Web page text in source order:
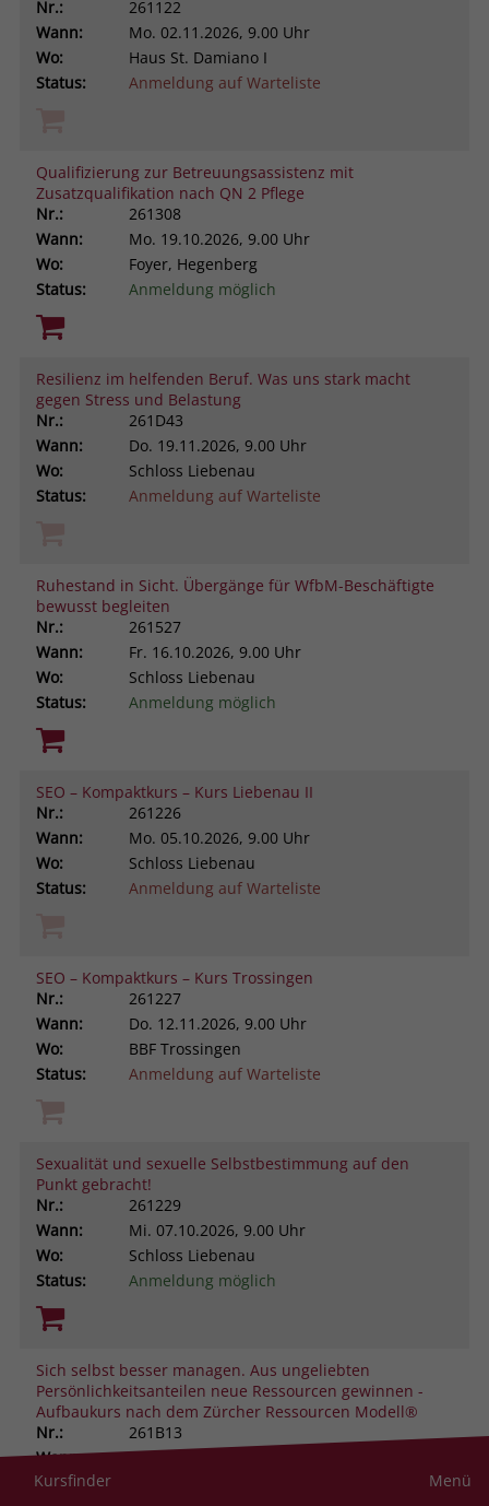
Nr.:
261122
Wann:
Mo. 02.11.2026, 9.00 Uhr
Wo:
Haus St. Damiano I
Status:
Anmeldung auf Warteliste
Qualifizierung zur Betreuungsassistenz mit
Zusatzqualifikation nach QN 2 Pflege
Nr.:
261308
Wann:
Mo. 19.10.2026, 9.00 Uhr
Wo:
Foyer, Hegenberg
Status:
Anmeldung möglich
Resilienz im helfenden Beruf. Was uns stark macht
gegen Stress und Belastung
Nr.:
261D43
Wann:
Do. 19.11.2026, 9.00 Uhr
Wo:
Schloss Liebenau
Status:
Anmeldung auf Warteliste
Ruhestand in Sicht. Übergänge für WfbM-Beschäftigte
bewusst begleiten
Nr.:
261527
Wann:
Fr. 16.10.2026, 9.00 Uhr
Wo:
Schloss Liebenau
Status:
Anmeldung möglich
SEO – Kompaktkurs – Kurs Liebenau II
Nr.:
261226
Wann:
Mo. 05.10.2026, 9.00 Uhr
Wo:
Schloss Liebenau
Status:
Anmeldung auf Warteliste
SEO – Kompaktkurs – Kurs Trossingen
Nr.:
261227
Wann:
Do. 12.11.2026, 9.00 Uhr
Wo:
BBF Trossingen
Status:
Anmeldung auf Warteliste
Sexualität und sexuelle Selbstbestimmung auf den
Punkt gebracht!
Nr.:
261229
Wann:
Mi. 07.10.2026, 9.00 Uhr
Wo:
Schloss Liebenau
Status:
Anmeldung möglich
Sich selbst besser managen. Aus ungeliebten
Persönlichkeitsanteilen neue Ressourcen gewinnen -
Aufbaukurs nach dem Zürcher Ressourcen Modell®
Nr.:
261B13
Wann:
Do.
Wo:
Kursfinder Menü